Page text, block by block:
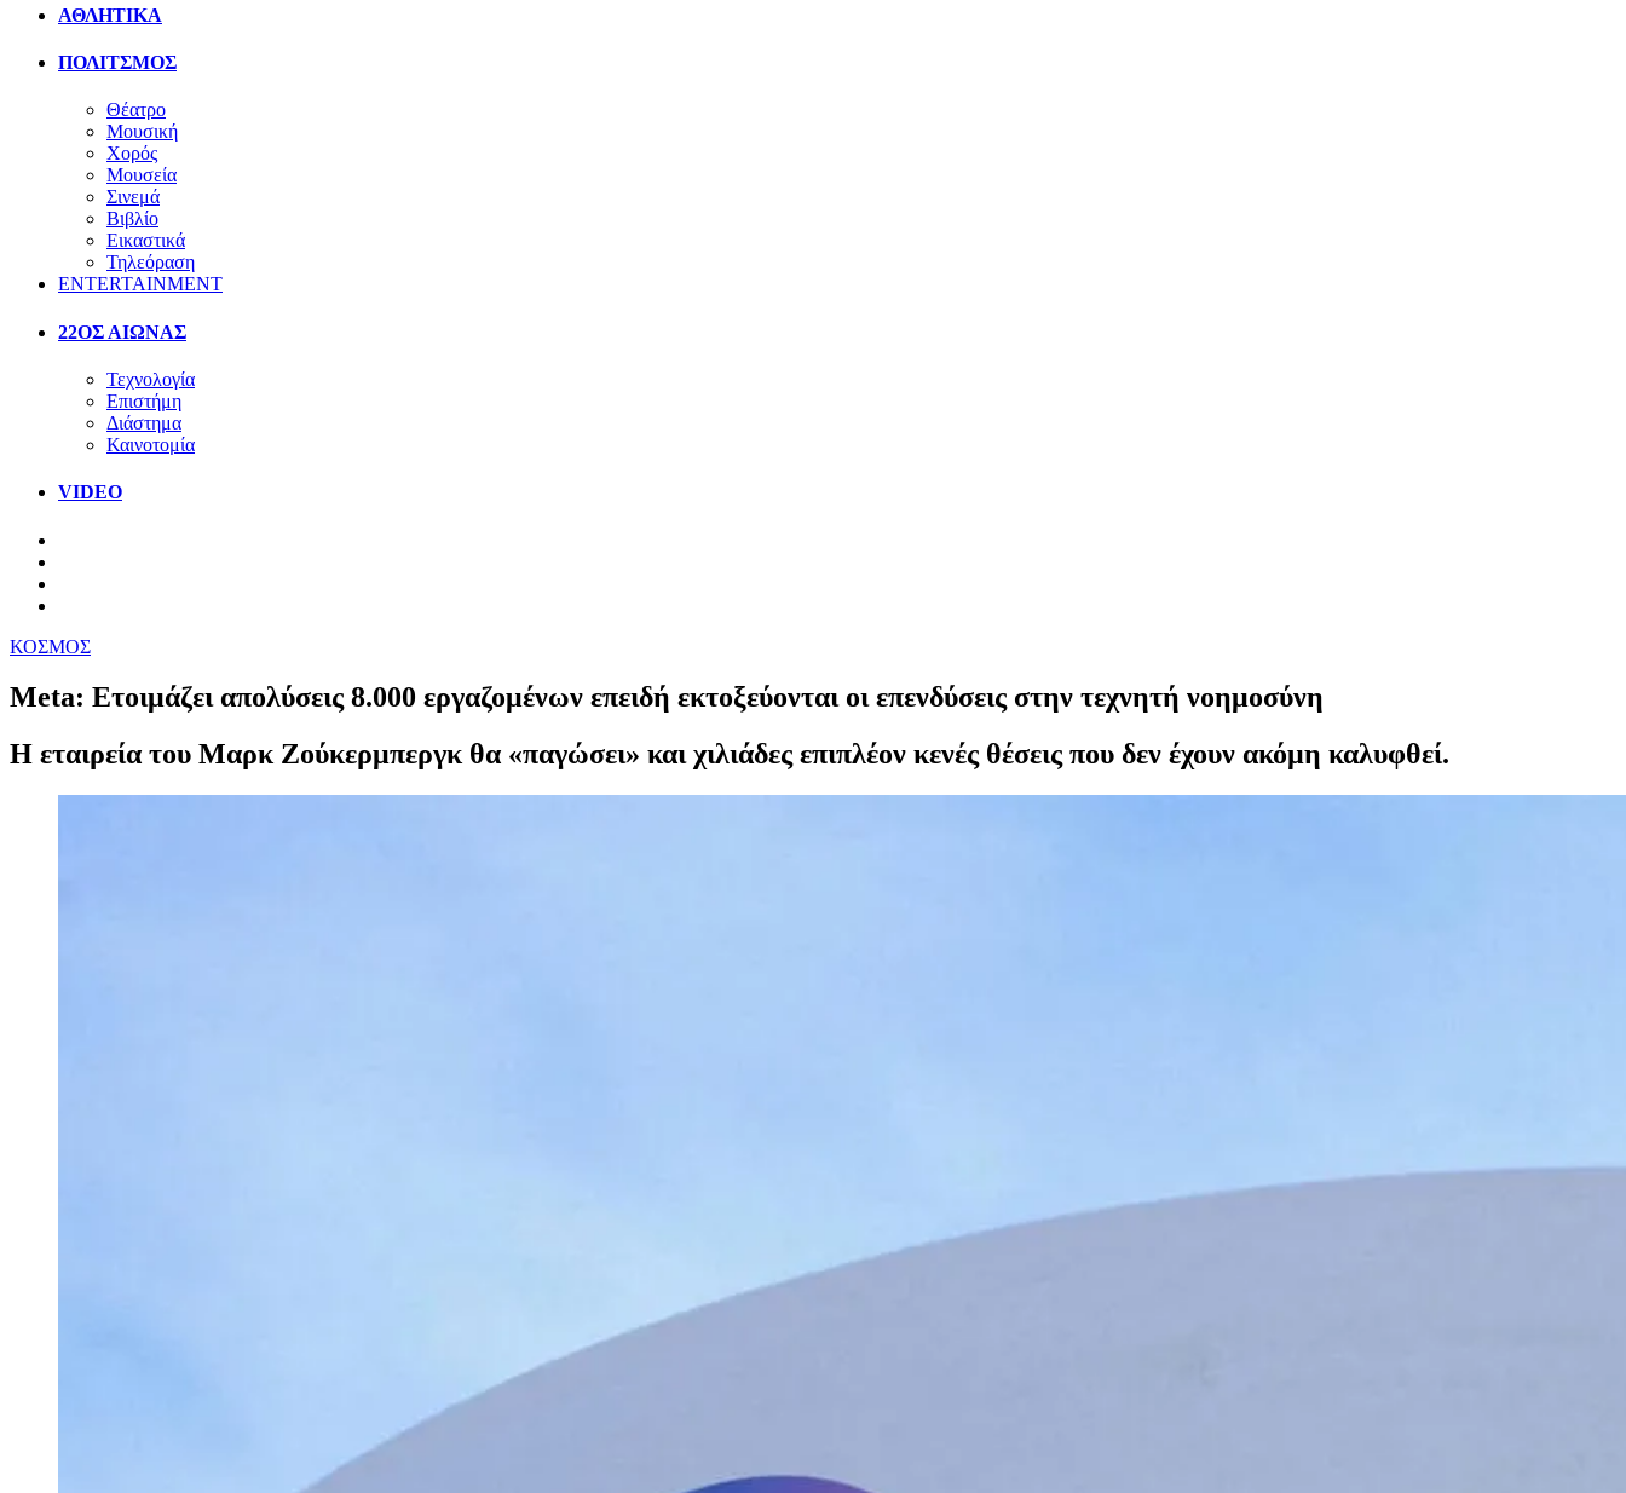
ΑΘΛΗΤΙΚΑ
ΠΟΛΙΤΣΜΟΣ
Θέατρο
Μουσική
Χορός
Μουσεία
Σινεμά
Βιβλίο
Εικαστικά
Τηλεόραση
ENTERTAINMENT
22ΟΣ ΑΙΩΝΑΣ
Τεχνολογία
Επιστήμη
Διάστημα
Καινοτομία
VIDEO
ΚΟΣΜΟΣ
Meta: Ετοιμάζει απολύσεις 8.000 εργαζομένων επειδή εκτοξεύονται οι επενδύσεις στην τεχνητή νοημοσύνη
Η εταιρεία του Μαρκ Ζούκερμπεργκ θα «παγώσει» και χιλιάδες επιπλέον κενές θέσεις που δεν έχουν ακόμη καλυφθεί.